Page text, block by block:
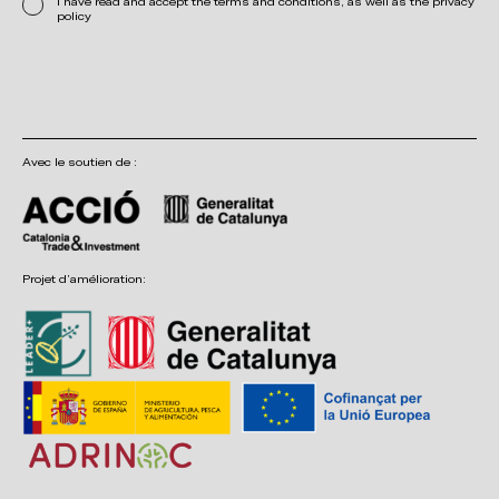
policy
Avec le soutien de :
Projet d’amélioration: